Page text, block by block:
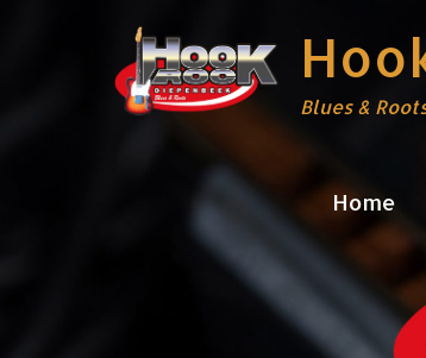
Blues &
Home